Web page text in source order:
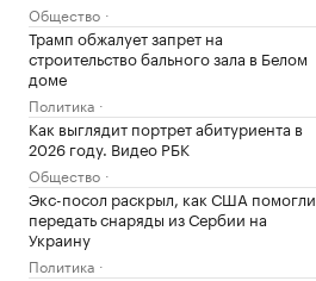
Общество
Трамп обжалует запрет на
строительство бального зала в Белом
доме
Политика
Как выглядит портрет абитуриента в
2026 году. Видео РБК
Общество
Экс-посол раскрыл, как США помогли
передать снаряды из Сербии на
Украину
Политика